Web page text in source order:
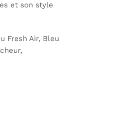
et son style
Fresh Air, Bleu